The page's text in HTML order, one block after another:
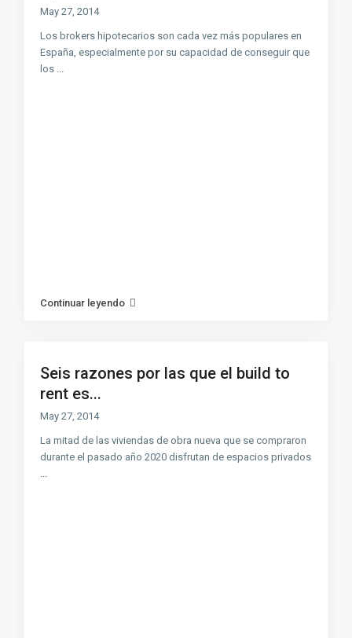
May 27, 2014
Los brokers hipotecarios son cada vez más populares en
España, especialmente por su capacidad de conseguir que
los ...
Continuar leyendo
Seis razones por las que el build to
rent es...
May 27, 2014
La mitad de las viviendas de obra nueva que se compraron
durante el pasado año 2020 disfrutan de espacios privados
...